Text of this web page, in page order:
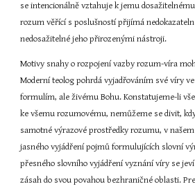
se intencionálně vztahuje k jemu
rozum věřící s poslušností přijímá
nedosažitelné jeho přirozenými nástroji.
Motivy snahy o rozpojení vazby rozum-víra
Moderní teolog pohrdá vyjadřováním své víry
formulím, ale živému Bohu. Konstatujeme-li
ke všemu rozumovému, nemůžeme se divit,
samotné výrazové prostředky rozumu, v
jasného vyjádření pojmů formulujících slovní
přesného slovního vyjádření vyznání víry se
zásah do svou povahou bezhraničné oblasti.